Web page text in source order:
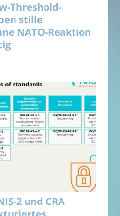
Threshold-
stille
NATO-Reaktion
2 und CRA